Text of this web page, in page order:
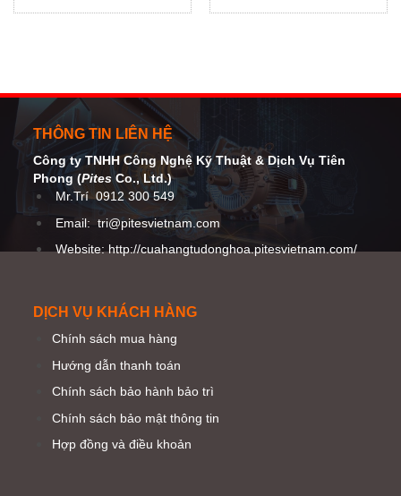
Việt Nam
Việt Nam
THÔNG TIN LIÊN HỆ
Công ty TNHH Công Nghệ Kỹ Thuật& Dịch Vụ Tiên
Phong (Pites Co., Ltd.)
Mr.Trí 0912 300 549
Email:tri@pitesvietnam.com
Website: http://cuahangtudonghoa.pitesvietnam.com/
DỊCH VỤ KHÁCH HÀNG
Chính sách mua hàng
Hướng dẫn thanh toán
Chính sách bảo hành bảo trì
Chính sách bảo mật thông tin
Hợp đồng và điều khoản